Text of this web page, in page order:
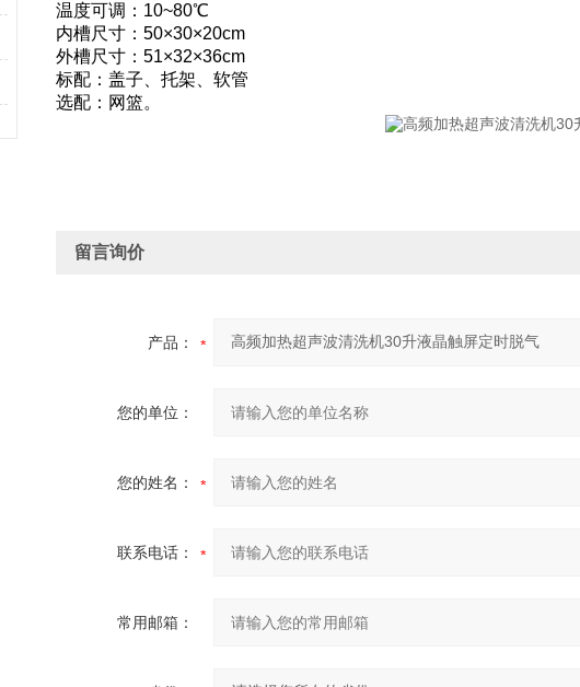
温度可调：10~80℃
内槽尺寸：50×30×20cm
外槽尺寸：51×32×36cm
标配：盖子、托架、软管
选配：网篮。
留言询价
产品：
您的单位：
您的姓名：
联系电话：
常用邮箱：